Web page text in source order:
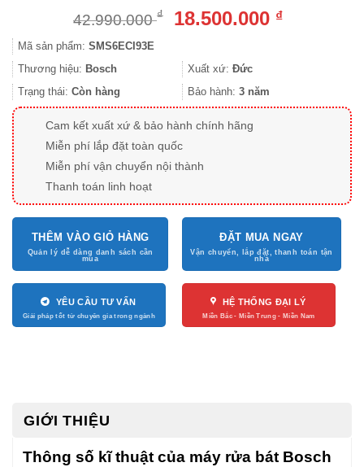
42.990.000₫
Giá
42.990.000 ₫.
18.500.000 ₫Giá
Mã sản phẩm: SMS6ECI93E
Thương hiệu: Bosch Xuất xứ: Đức
Trạng thái: Còn hàng Bảo hành: 3 năm
Cam kết xuất xứ & bảo hành chính hãng
Miễn phí lắp đặt toàn quốc
Miễn phí vận chuyển nội thành
Thanh toán linh hoạt
THÊM VÀO GIỎ HÀNG ĐẶT MUA NGAY
YÊU CẦU TƯ VẤN HỆ THỐNG ĐẠI LÝ
GIỚI THIỆU
Thông số kĩ thuật của máy rửa bát Bosch